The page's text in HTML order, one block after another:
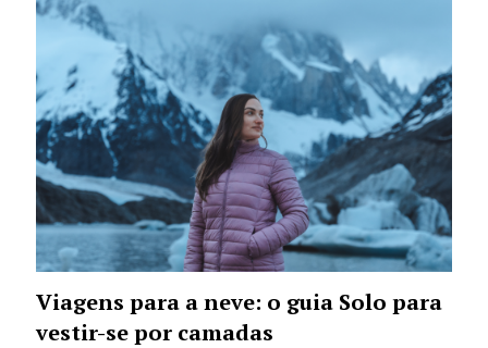
Viagens para a neve: o guia Solo para
vestir-se por camadas